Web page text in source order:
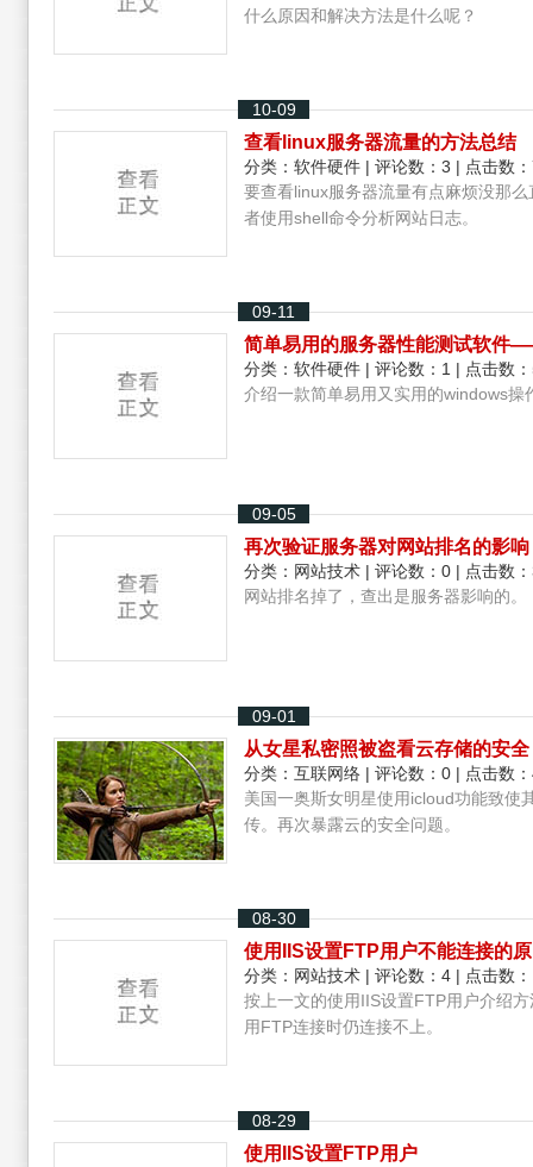
什么原因和解决方法是什么呢？
10-09
查看linux服务器流量的方法总结
分类： 软件硬件 | 评论数：3 | 点击数
要查看linux服务器流量有点麻烦没那
者使用shell命令分析网站日志。
09-11
简单易用的服务器性能测试软件
分类： 软件硬件 | 评论数：1 | 点击数
介绍一款简单易用又实用的windows操
09-05
再次验证服务器对网站排名的影响
分类： 网站技术 | 评论数：0 | 点击数
网站排名掉了，查出是服务器影响的。
09-01
从女星私密照被盗看云存储的安全
分类： 互联网络 | 评论数：0 | 点击数
美国一奥斯女明星使用icloud功能致使
传。再次暴露云的安全问题。
08-30
使用IIS设置FTP用户不能连接的
分类： 网站技术 | 评论数：4 | 点击数
按上一文的使用IIS设置FTP用户介绍
用FTP连接时仍连接不上。
08-29
使用IIS设置FTP用户